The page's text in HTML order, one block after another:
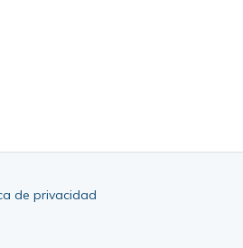
de privacidad